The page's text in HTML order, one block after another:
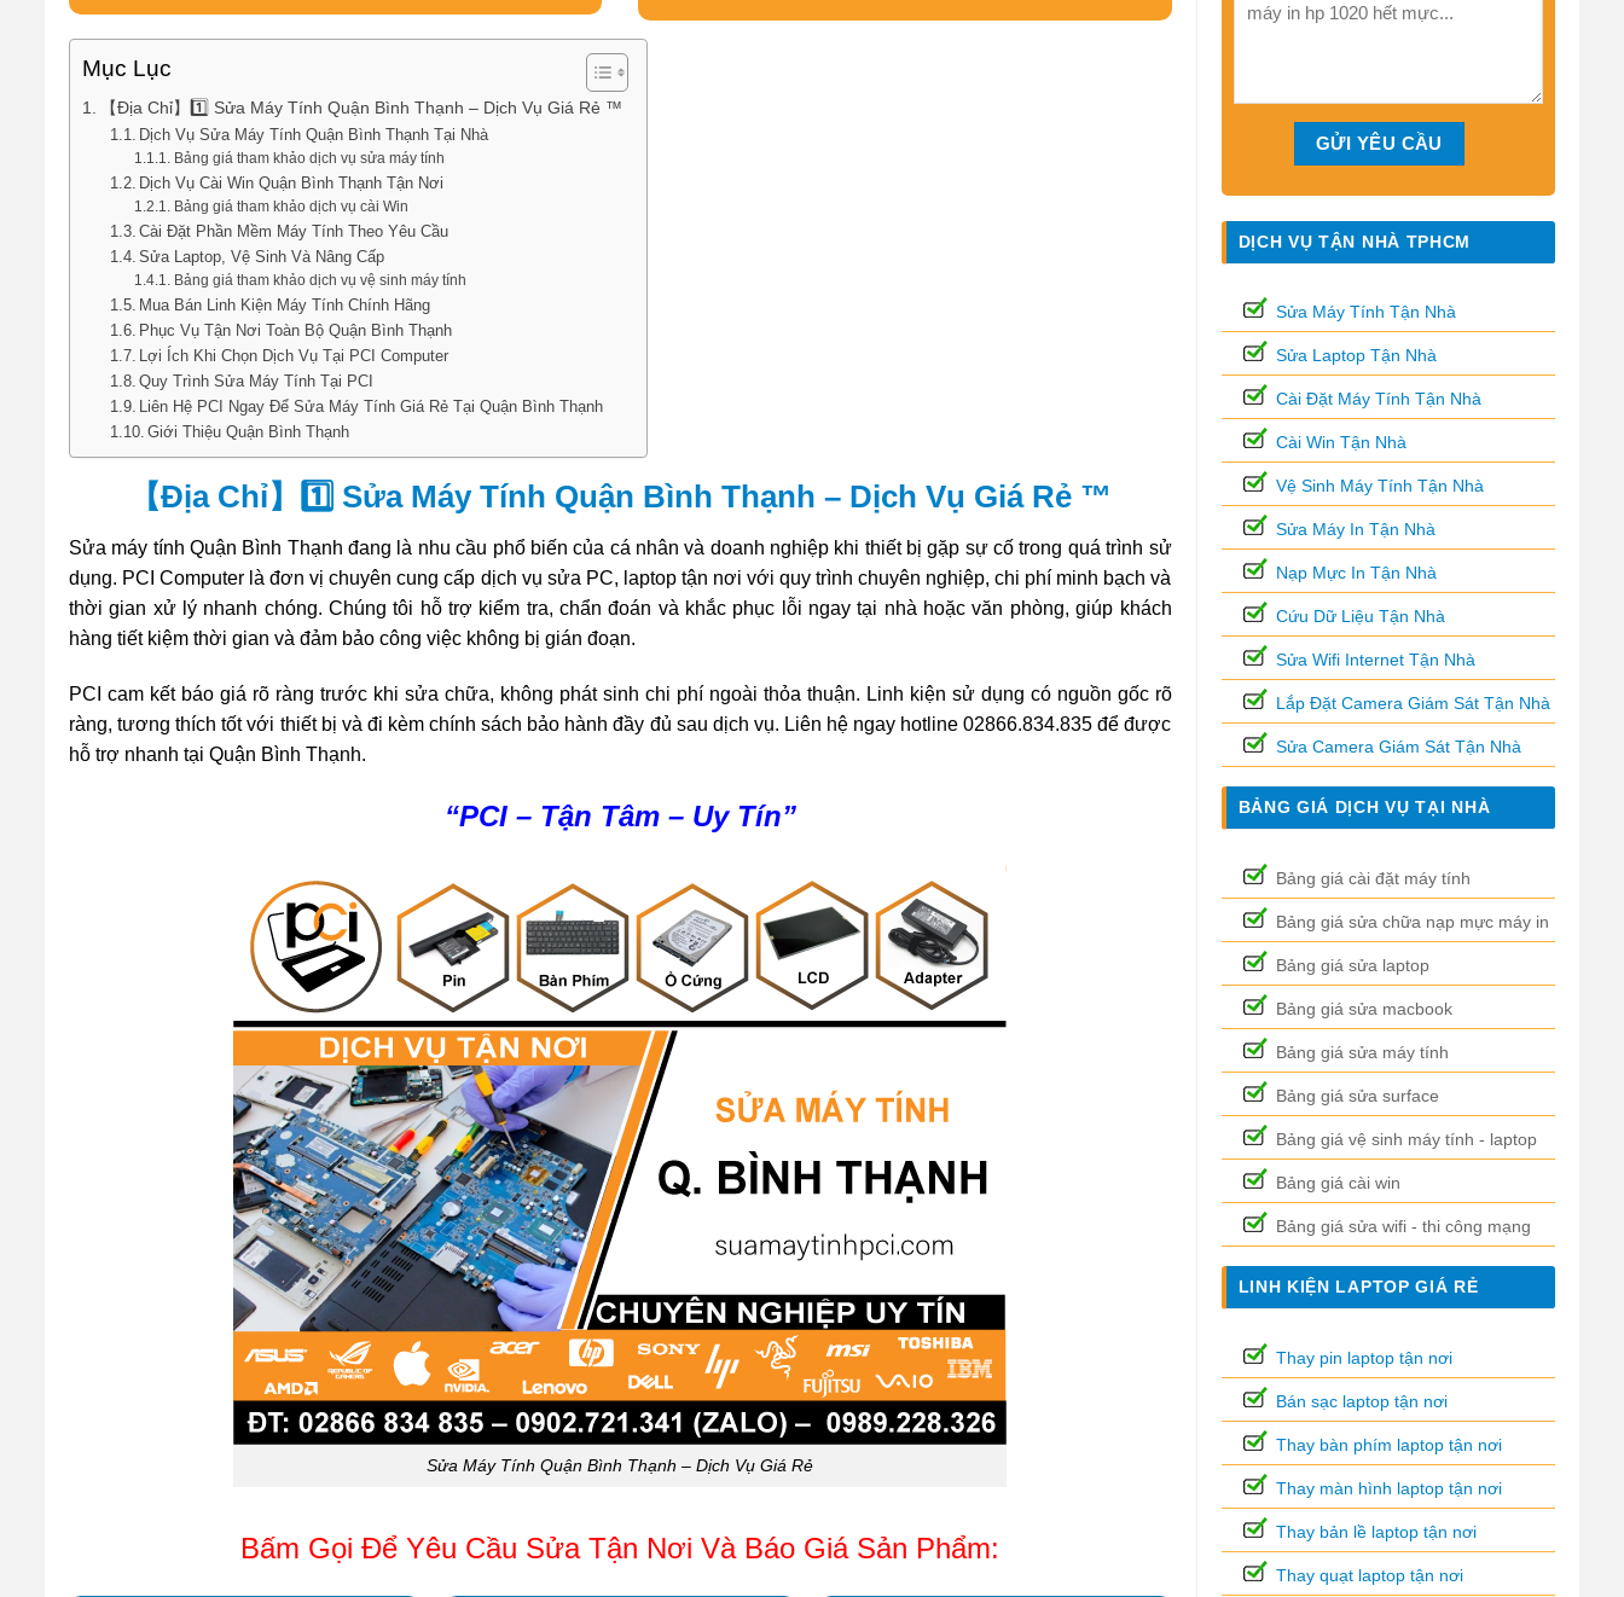
Mục Lục
【Địa Chỉ】1️⃣ Sửa Máy Tính Quận Bình Thạnh – Dịch Vụ Giá Rẻ ™
Dịch Vụ Sửa Máy Tính Quận Bình Thạnh Tại Nhà
Bảng giá tham khảo dịch vụ sửa máy tính
Dịch Vụ Cài Win Quận Bình Thạnh Tận Nơi
Bảng giá tham khảo dịch vụ cài Win
Cài Đặt Phần Mềm Máy Tính Theo Yêu Cầu
Sửa Laptop, Vệ Sinh Và Nâng Cấp
Bảng giá tham khảo dịch vụ vệ sinh máy tính
Mua Bán Linh Kiện Máy Tính Chính Hãng
Phục Vụ Tận Nơi Toàn Bộ Quận Bình Thạnh
Lợi Ích Khi Chọn Dịch Vụ Tại PCI Computer
Quy Trình Sửa Máy Tính Tại PCI
Liên Hệ PCI Ngay Để Sửa Máy Tính Giá Rẻ Tại Quận Bình Thạnh
Giới Thiệu Quận Bình Thạnh
【Địa Chỉ】1️⃣ Sửa Máy Tính Quận Bình Thạnh – Dịch Vụ Giá Rẻ ™
Sửa máy tính Quận Bình Thạnh đang là nhu cầu phổ biến của cá nhân và doanh nghiệp khi thiết bị gặp sự cố trong quá trình sử
dụng. PCI Computer là đơn vị chuyên cung cấp dịch vụ sửa PC, laptop tận nơi với quy trình chuyên nghiệp, chi phí minh bạch và
thời gian xử lý nhanh chóng. Chúng tôi hỗ trợ kiểm tra, chẩn đoán và khắc phục lỗi ngay tại nhà hoặc văn phòng, giúp khách
hàng tiết kiệm thời gian và đảm bảo công việc không bị gián đoạn.
PCI cam kết báo giá rõ ràng trước khi sửa chữa, không phát sinh chi phí ngoài thỏa thuận. Linh kiện sử dụng có nguồn gốc rõ
ràng, tương thích tốt với thiết bị và đi kèm chính sách bảo hành đầy đủ sau dịch vụ. Liên hệ ngay hotline 02866.834.835 để được
hỗ trợ nhanh tại Quận Bình Thạnh.
“PCI – Tận Tâm – Uy Tín”
Sửa Máy Tính Quận Bình Thạnh – Dịch Vụ Giá Rẻ
Bấm Gọi Để Yêu Cầu Sửa Tận Nơi Và Báo Giá Sản Phẩm:
DỊCH VỤ TẬN NHÀ TPHCM
Sửa Máy Tính Tận Nhà
Sửa Laptop Tận Nhà
Cài Đặt Máy Tính Tận Nhà
Cài Win Tận Nhà
Vệ Sinh Máy Tính Tận Nhà
Sửa Máy In Tận Nhà
Nạp Mực In Tận Nhà
Cứu Dữ Liệu Tận Nhà
Sửa Wifi Internet Tận Nhà
Lắp Đặt Camera Giám Sát Tận Nhà
Sửa Camera Giám Sát Tận Nhà
BẢNG GIÁ DỊCH VỤ TẠI NHÀ
Bảng giá cài đặt máy tính
Bảng giá sửa chữa nạp mực máy in
Bảng giá sửa laptop
Bảng giá sửa macbook
Bảng giá sửa máy tính
Bảng giá sửa surface
Bảng giá vệ sinh máy tính - laptop
Bảng giá cài win
Bảng giá sửa wifi - thi công mạng
LINH KIỆN LAPTOP GIÁ RẺ
Thay pin laptop tận nơi
Bán sạc laptop tận nơi
Thay bàn phím laptop tận nơi
Thay màn hình laptop tận nơi
Thay bản lề laptop tận nơi
Thay quạt laptop tận nơi